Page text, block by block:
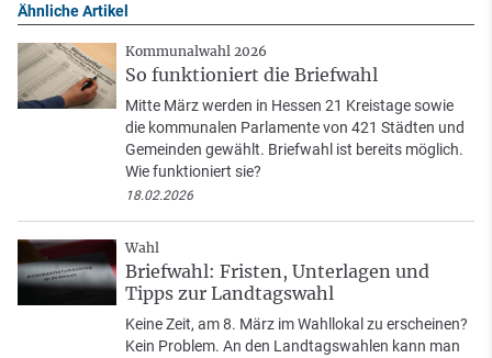
Ähnliche Artikel
Kommunalwahl 2026
So funktioniert die Briefwahl
Mitte März werden in Hessen 21 Kreistage sowie
die kommunalen Parlamente von 421 Städten und
Gemeinden gewählt. Briefwahl ist bereits möglich.
Wie funktioniert sie?
18.02.2026
Wahl
Briefwahl: Fristen, Unterlagen und
Tipps zur Landtagswahl
Keine Zeit, am 8. März im Wahllokal zu erscheinen?
Kein Problem. An den Landtagswahlen kann man